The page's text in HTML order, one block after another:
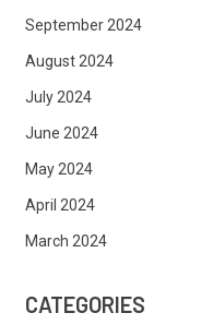
September 2024
August 2024
July 2024
June 2024
May 2024
April 2024
March 2024
CATEGORIES